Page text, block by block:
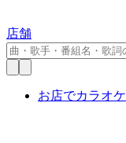
店舗
お店でカラオケ